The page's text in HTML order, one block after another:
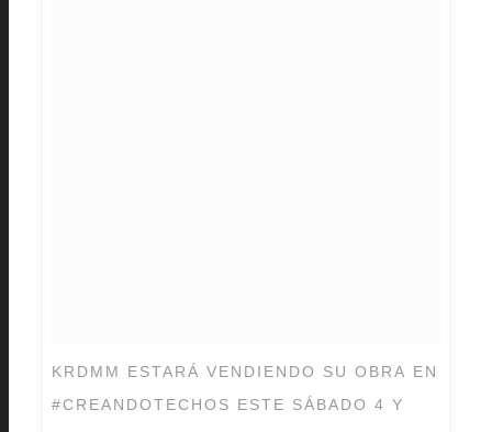
KRDMM ESTARÁ VENDIENDO SU OBRA EN
#CREANDOTECHOS ESTE SÁBADO 4 Y